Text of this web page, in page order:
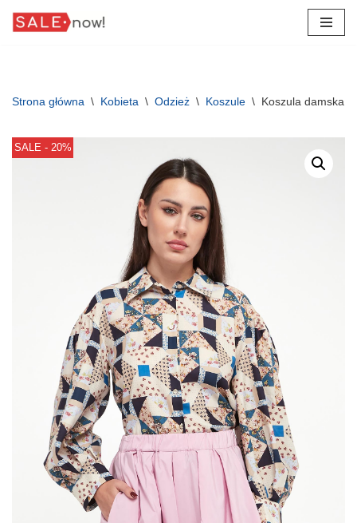
Strona główna \ Kobieta \ Odzież \ Koszule \ Koszula damska
SALE - 20%